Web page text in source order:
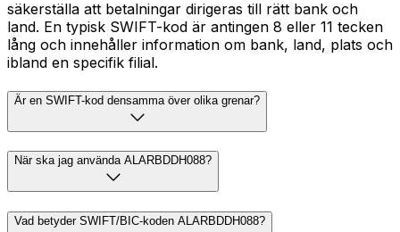
säkerställa att betalningar dirigeras till rätt bank och
land. En typisk SWIFT-kod är antingen 8 eller 11 tecken
lång och innehåller information om bank, land, plats och
ibland en specifik filial.
Är en SWIFT-kod densamma över olika grenar?
När ska jag använda ALARBDDH088?
Vad betyder SWIFT/BIC-koden ALARBDDH088?